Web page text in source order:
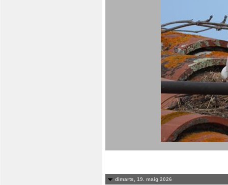
dimarts, 19. maig 2026